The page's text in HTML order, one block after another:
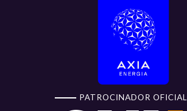
PATROCINADOR OFICIAL